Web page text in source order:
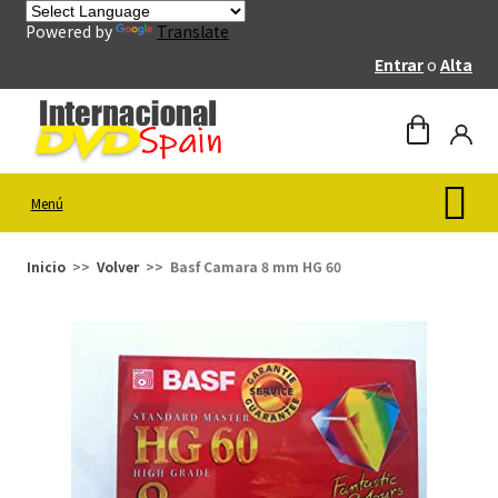
Powered by
Translate
Entraro Alta
Menú
Inicio Volver Basf Camara 8 mm HG 60